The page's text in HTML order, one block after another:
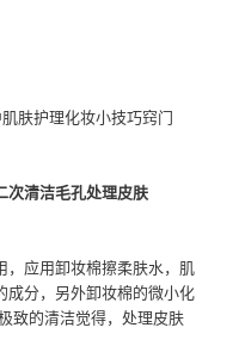
肤护理化妆小技巧窍门
清洁毛孔处理皮肤
，应用卸妆棉擦柔肤水，肌
成分，另外卸妆棉的微小化
致的清洁觉得，处理皮肤